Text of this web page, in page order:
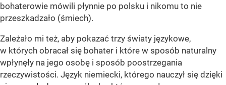
bohaterowie mówili płynnie po polsku i nikomu to nie
przeszkadzało (śmiech).
Zależało mi też, aby pokazać trzy światy językowe,
w których obracał się bohater i które w sposób naturalny
wpłynęły na jego osobę i sposób poostrzegania
rzeczywistości. Język niemiecki, którego nauczył się dzięki